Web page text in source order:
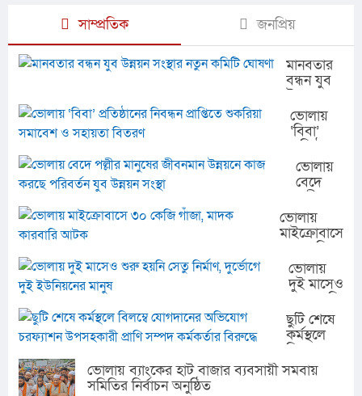
সাম্প্রতিক জনপ্রিয়
মানবতার
বন্ধন যুব
উন্নয়ন
সংস্থার
নতুন
কমিটি
ঘোষণা
ভোলায়
‘বিবা’
প্রতিষ্ঠানের
নিবন্ধন
প্রাপ্তিতে
শুকরিয়া
সমাবেশ
ও
সহায়তা
ভোলায়
বেদে
পল্লীর
মানুষের
জীবনমান
উন্নয়নে
কাজ
করছে
পরিবর্তন
উন্নয়ন
সংস্থা
ভোলায়
মাইক্রোবাসে
৩০ কেজি
গাঁজা, মাদক
কারবারি
আটক
ভোলায়
দুই মাসেও
শুরু হয়নি
সেতু
নির্মাণ,
দুর্ভোগে
ইউনিয়নের
ছুটি শেষে
কর্মস্থলে
বিলম্বে
যোগদানের
অভিযোগ
ভোলায় ব্যাংকের হাট বাজার ব্যবসায়ী সমবায়
সমিতির নির্বাচন অনুষ্ঠিত